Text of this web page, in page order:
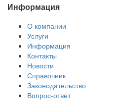
Информация
О компании
Услуги
Информация
Контакты
Новости
Справочник
Законодательство
Вопрос-ответ